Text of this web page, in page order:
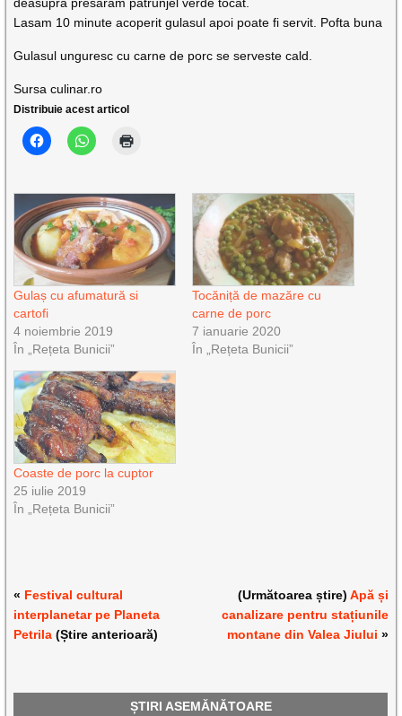
Lasam 10 minute acoperit gulasul apoi poate fi servit. Pofta buna
Gulasul unguresc cu carne de porc se serveste cald.
Sursa culinar.ro
Distribuie acest articol
Gulaș cu afumatură si
cartofi
4 noiembrie 2019
În „Rețeta Bunicii”
Tocăniță de mazăre cu
carne de porc
7 ianuarie 2020
În „Rețeta Bunicii”
Coaste de porc la cuptor
25 iulie 2019
În „Rețeta Bunicii”
« Festival cultural
interplanetar pe Planeta
Petrila (Știre anterioară)
(Următoarea știre) Apă și
canalizare pentru stațiunile
montane din Valea Jiului »
ȘTIRI ASEMĂNĂTOARE